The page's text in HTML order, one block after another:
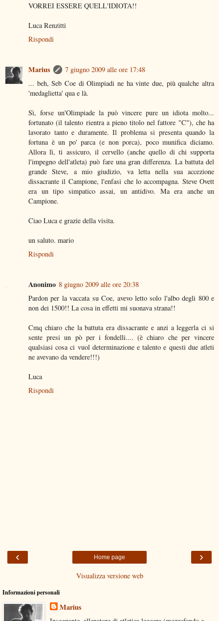
VORREI ESSERE QUELL'IDIOTA!!
Luca Renzitti
Rispondi
Marius
7 giugno 2009 alle ore 17:48
... beh, Seb Coe di Olimpiadi ne ha vinte due, più qualche altra
'medaglietta' qua e là.
Sì, forse un'Olimpiade la può vincere pure un idiota molto...
fortunato (il talento rientra a pieno titolo nel fattore "C"), che ha
lavorato tanto e duramente. Il problema si presenta quando la
fortuna è un po' parca (e non porca), poco munifica diciamo.
Allora lì, ti assicuro, il cervello (anche quello di chi supporta
l'impegno dell'atleta) può fare una gran differenza. La battuta del
grande Steve, a mio giudizio, va letta nella sua accezione
dissacrante il Campione, l'enfasi che lo accompagna. Steve Ovett
era un tipo simpatico assai, un antidivo. Ma era anche un
Campione.
Ciao Luca e grazie della visita.
un saluto. mario
Rispondi
Anonimo 8 giugno 2009 alle ore 20:38
Pardon per la vaccata su Coe, avevo letto solo l'albo degli 800 e
non dei 1500!! La cosa in effetti mi suonava strana!!
Cmq chiaro che la battuta era dissacrante e anzi a leggerla ci si
sente presi un pò per i fondelli.... (è chiaro che per vincere
qualsiasi cosa ci vuol determinazione e talento e questi due atleti
ne avevano da vendere!!!)
Luca
Rispondi
‹ ›
Home page
Visualizza versione web
Informazioni personali
Marius